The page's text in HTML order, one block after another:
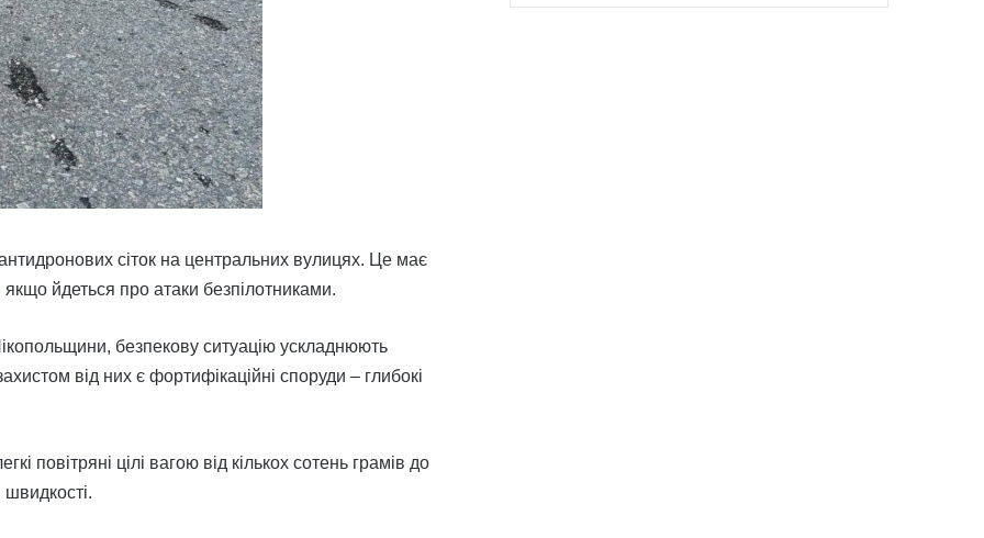
сіток на центральних вулицях. Це має
якщо йдеться про атаки безпілотниками.
безпекову ситуацію ускладнюють
від них є фортифікаційні споруди – глибокі
повітряні цілі вагою від кількох сотень грамів до
швидкості.